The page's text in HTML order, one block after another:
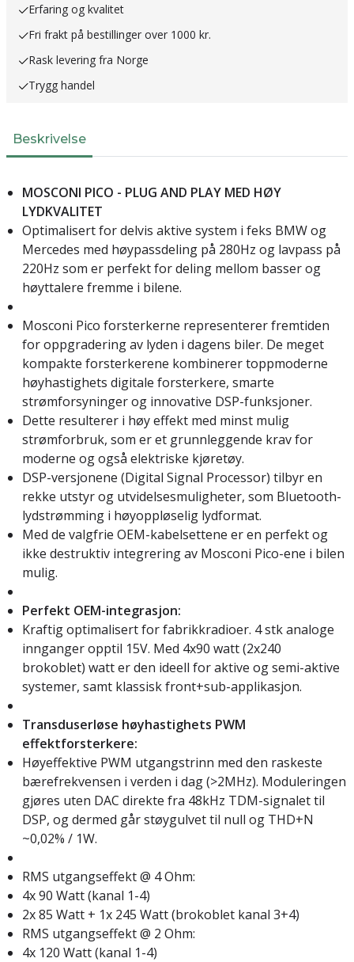
Erfaring og kvalitet
Fri frakt på bestillinger over 1000 kr.
Rask levering fra Norge
Trygg handel
Beskrivelse
MOSCONI PICO - PLUG AND PLAY MED HØY
LYDKVALITET
Optimalisert for delvis aktive system i feks BMW og
Mercedes med høypassdeling på 280Hz og lavpass på
220Hz som er perfekt for deling mellom basser og
høyttalere fremme i bilene.
Mosconi Pico forsterkerne representerer fremtiden
for oppgradering av lyden i dagens biler. De meget
kompakte forsterkerene kombinerer toppmoderne
høyhastighets digitale forsterkere, smarte
strømforsyninger og innovative DSP-funksjoner.
Dette resulterer i høy effekt med minst mulig
strømforbruk, som er et grunnleggende krav for
moderne og også elektriske kjøretøy.
DSP-versjonene (Digital Signal Processor) tilbyr en
rekke utstyr og utvidelsesmuligheter, som Bluetooth-
lydstrømming i høyoppløselig lydformat.
Med de valgfrie OEM-kabelsettene er en perfekt og
ikke destruktiv integrering av Mosconi Pico-ene i bilen
mulig.
Perfekt OEM-integrasjon:
Kraftig optimalisert for fabrikkradioer. 4 stk analoge
innganger opptil 15V. Med 4x90 watt (2x240
brokoblet) watt er den ideell for aktive og semi-aktive
systemer, samt klassisk front+sub-applikasjon.
Transduserløse høyhastighets PWM
effektforsterkere:
Høyeffektive PWM utgangstrinn med den raskeste
bærefrekvensen i verden i dag (>2MHz). Moduleringen
gjøres uten DAC direkte fra 48kHz TDM-signalet til
DSP, og dermed går støygulvet til null og THD+N
~0,02% / 1W.
RMS utgangseffekt @ 4 Ohm:
4x 90 Watt (kanal 1-4)
2x 85 Watt + 1x 245 Watt (brokoblet kanal 3+4)
RMS utgangseffekt @ 2 Ohm:
4x 120 Watt (kanal 1-4)